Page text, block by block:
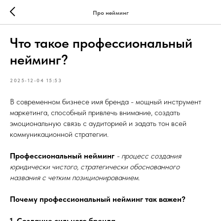
Про нейминг
Что такое профессиональный
нейминг?
2025-12-04 15:53
В современном бизнесе имя бренда - мощный инструмент
маркетинга, способный привлечь внимание, создать
эмоциональную связь с аудиторией и задать тон всей
коммуникационной стратегии.
Профессиональный нейминг - процесс создания
юридически чистого, стратегически обоснованного
названия с четким позиционированием.
Почему профессиональный нейминг так важен?